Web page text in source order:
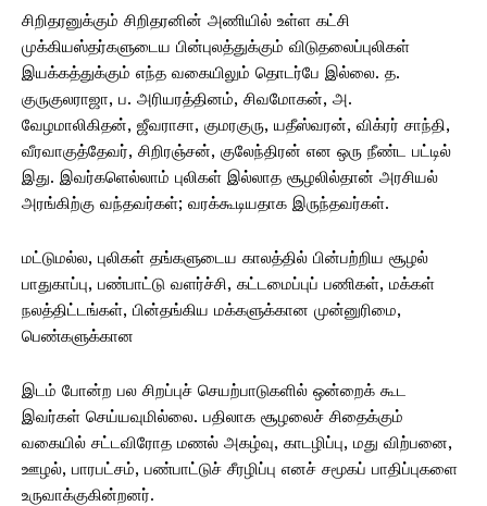
சிறிதரனுக்கும் சிறிதரனின் அணியில் உள்ள கட்சி
முக்கியஸ்தர்களுடைய பின்புலத்துக்கும் விடுதலைப்புலிகள்
இயக்கத்துக்கும் எந்த வகையிலும் தொடர்பே இல்லை. த.
குருகுலராஜா, ப. அரியரத்தினம், சிவமோகன், அ.
வேழமாலிகிதன், ஜீவராசா, குமரகுரு, யதீஸ்வரன், விக்ரர் சாந்தி,
வீரவாகுத்தேவர், சிறிரஞ்சன், குலேந்திரன் என ஒரு நீண்ட பட்டில்
இது. இவர்களெல்லாம் புலிகள் இல்லாத சூழலில்தான் அரசியல்
அரங்கிற்கு வந்தவர்கள்; வரக்கூடியதாக இருந்தவர்கள்.
மட்டுமல்ல, புலிகள் தங்களுடைய காலத்தில் பின்பற்றிய சூழல்
பாதுகாப்பு, பண்பாட்டு வளர்ச்சி, கட்டமைப்புப் பணிகள், மக்கள்
நலத்திட்டங்கள், பின்தங்கிய மக்களுக்கான முன்னுரிமை,
பெண்களுக்கான
இடம் போன்ற பல சிறப்புச் செயற்பாடுகளில் ஒன்றைக் கூட
இவர்கள் செய்யவுமில்லை. பதிலாக சூழலைச் சிதைக்கும்
வகையில் சட்டவிரோத மணல் அகழ்வு, காடழிப்பு, மது விற்பனை,
ஊழல், பாரபட்சம், பண்பாட்டுச் சீரழிப்பு எனச் சமூகப் பாதிப்புகளை
உருவாக்குகின்றனர்.